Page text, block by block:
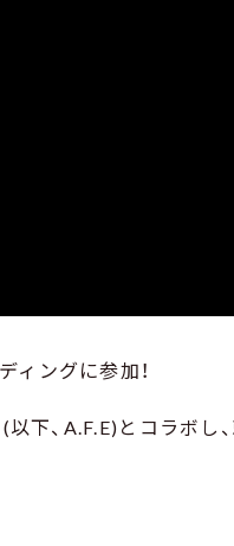
ィングに参加！
(以下、A.F.E)とコラボ